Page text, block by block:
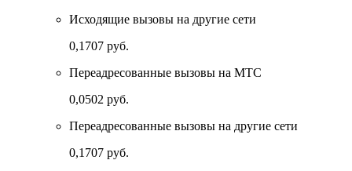
Исходящие вызовы на другие сети
0,1707 руб.
Переадресованные вызовы на МТС
0,0502 руб.
Переадресованные вызовы на другие сети
0,1707 руб.